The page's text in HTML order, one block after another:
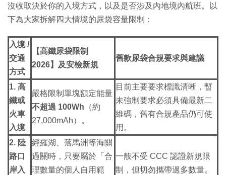
沒收取決於你的入境方式，以及是否涉及內地境內航班。以
下為大家拆解四大情境的尿袋容量限制：
入境 /
交通
方式
【高鐵尿袋限制
2026】及安檢新規
舊款尿袋合規要求與建議
1. 高
鐵或
火車
入境
嚴格限制單塊額定能量
不超過 100Wh （約
27,000mAh）。
目前主要要求標識清晰，暫
未強制要求必須具備最新二
維碼，舊有合規產品仍可使
用。
2. 陸
路口
岸入
經羅湖、落馬洲等海關
過關時，只要屬於「合
理數量的個人自用範
一般不受 CCC 認證新規限
制，但切勿攜帶過多數量。